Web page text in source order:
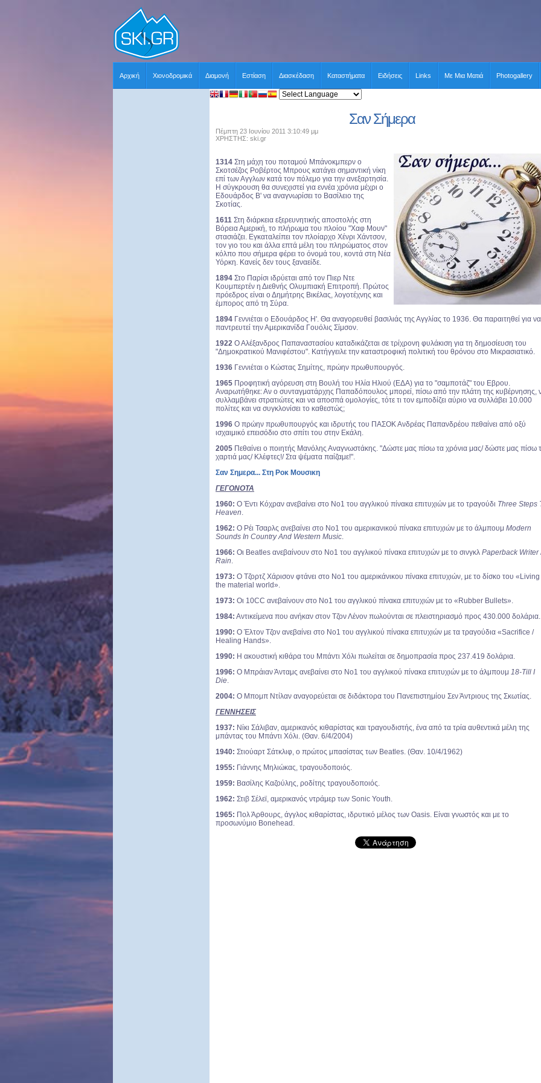
Αρχική Χιονοδρομικά Διαμονή Εστίαση Διασκέδαση Καταστήματα Ειδήσεις Links Με Μια Ματιά Photogallery
Σαν Σήμερα
Πέμπτη 23 Ιουνίου 2011 3:10:49 μμ
ΧΡΗΣΤΗΣ: ski.gr
1314 Στη μάχη του ποταμού Μπάνοκμπερν ο
Σκοτσέζος Ροβέρτος Μπρους κατάγει σημαντική νίκη
επί των Αγγλων κατά τον πόλεμο για την ανεξαρτησία.
Η σύγκρουση θα συνεχιστεί για εννέα χρόνια μέχρι ο
Εδουάρδος Β' να αναγνωρίσει το Βασίλειο της
Σκοτίας.
1611 Στη διάρκεια εξερευνητικής αποστολής στη
Βόρεια Αμερική, το πλήρωμα του πλοίου "Χαφ Μουν"
στασιάζει. Εγκαταλείπει τον πλοίαρχο Χένρι Χάντσον,
τον γιο του και άλλα επτά μέλη του πληρώματος στον
κόλπο που σήμερα φέρει το όνομά του, κοντά στη Νέα
Υόρκη. Κανείς δεν τους ξαναείδε.
1894 Στο Παρίσι ιδρύεται από τον Πιερ Ντε
Κουμπερτέν η Διεθνής Ολυμπιακή Επιτροπή. Πρώτος
πρόεδρος είναι ο Δημήτρης Βικέλας, λογοτέχνης και
έμπορος από τη Σύρα.
1894 Γεννιέται ο Εδουάρδος Η'. Θα αναγορευθεί βασιλιάς της Αγγλίας το 1936. Θα παραιτηθεί για να
παντρευτεί την Αμερικανίδα Γουόλις Σίμσον.
1922 Ο Αλέξανδρος Παπαναστασίου καταδικάζεται σε τρίχρονη φυλάκιση για τη δημοσίευση του
"Δημοκρατικού Μανιφέστου". Κατήγγειλε την καταστροφική πολιτική του θρόνου στο Μικρασιατικό.
1936 Γεννιέται ο Κώστας Σημίτης, πρώην πρωθυπουργός.
1965 Προφητική αγόρευση στη Βουλή του Ηλία Ηλιού (ΕΔΑ) για το "σαμποτάζ" του Εβρου.
Αναρωτήθηκε: Αν ο συνταγματάρχης Παπαδόπουλος μπορεί, πίσω από την πλάτη της κυβέρνησης,
συλλαμβάνει στρατιώτες και να αποσπά ομολογίες, τότε τι τον εμποδίζει αύριο να συλλάβει 10.000
πολίτες και να συγκλονίσει το καθεστώς;
1996 Ο πρώην πρωθυπουργός και ιδρυτής του ΠΑΣΟΚ Ανδρέας Παπανδρέου πεθαίνει από οξύ
ισχαιμικό επεισόδιο στο σπίτι του στην Εκάλη.
2005 Πεθαίνει ο ποιητής Μανόλης Αναγνωστάκης. "Δώστε μας πίσω τα χρόνια μας/ δώστε μας πίσω
χαρτιά μας/ Κλέφτες!/ Στα ψέματα παίζαμε!".
Σαν Σημερα... Στη Ροκ Μουσικη
ΓΕΓΟΝΟΤΑ
1960: Ο Έντι Κόχραν ανεβαίνει στο Νο1 του αγγλικού πίνακα επιτυχιών με το τραγούδι Three Steps
Heaven.
1962: Ο Ρέι Τσαρλς ανεβαίνει στο No1 του αμερικανικού πίνακα επιτυχιών με το άλμπουμ Modern
Sounds In Country And Western Music.
1966: Οι Beatles ανεβαίνουν στο Νο1 του αγγλικού πίνακα επιτυχιών με το σινγκλ Paperback Writer
Rain.
1973: Ο Τζορτζ Χάρισον φτάνει στο Νο1 του αμερικάνικου πίνακα επιτυχιών, με το δίσκο του
the material world».
1973: Οι 10CC ανεβαίνουν στο Νο1 του αγγλικού πίνακα επιτυχιών με το «Rubber Bullets».
1984: Αντικείμενα που ανήκαν στον Τζον Λένον πωλούνται σε πλειστηριασμό προς 430.000 δολάρια.
1990: Ο Έλτον Τζον ανεβαίνει στο Νο1 του αγγλικού πίνακα επιτυχιών με τα τραγούδια «Sacrifice /
Healing Hands».
1990: Η ακουστική κιθάρα του Μπάντι Χόλι πωλείται σε δημοπρασία προς 237.419 δολάρια.
1996: Ο Μπράιαν Άνταμς ανεβαίνει στο Νο1 του αγγλικού πίνακα επιτυχιών με το άλμπουμ 18-Till I
Die.
2004: Ο Μπομπ Ντίλαν αναγορεύεται σε διδάκτορα του Πανεπιστημίου Σεν Άντριους της Σκωτίας.
ΓΕΝΝΗΣΕΙΣ
1937: Νίκι Σάλιβαν, αμερικανός κιθαρίστας και τραγουδιστής, ένα από τα τρία αυθεντικά μέλη της
μπάντας του Μπάντι Χόλι. (Θαν. 6/4/2004)
1940: Στιούαρτ Σάτκλιφ, ο πρώτος μπασίστας των Beatles. (Θαν. 10/4/1962)
1955: Γιάννης Μηλιώκας, τραγουδοποιός.
1959: Βασίλης Καζούλης, ροδίτης τραγουδοποιός.
1962: Στιβ Σέλεϊ, αμερικανός ντράμερ των Sonic Youth.
1965: Πολ Άρθουρς, άγγλος κιθαρίστας, ιδρυτικό μέλος των Oasis. Είναι γνωστός και με το
προσωνύμιο Bonehead.